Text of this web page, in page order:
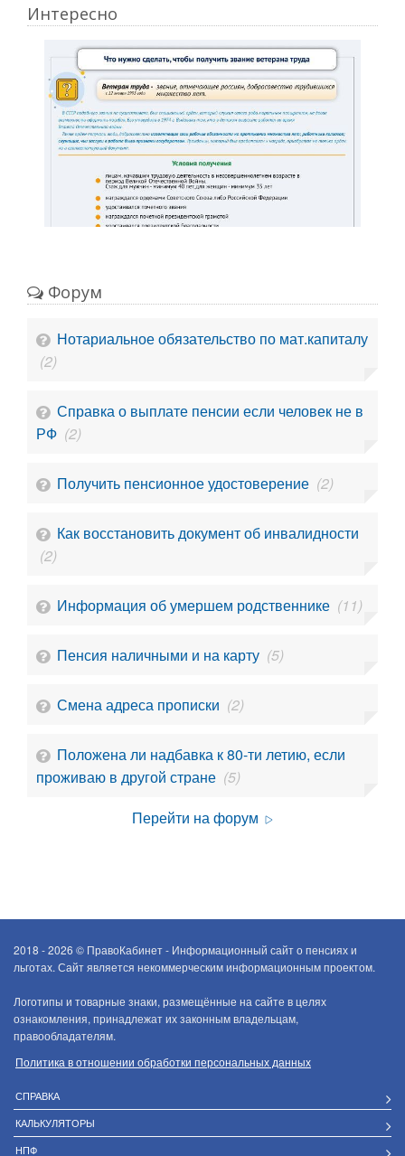
Интересно
Форум
Нотариальное обязательство по мат.капиталу
(2)
Справка о выплате пенсии если человек не в
РФ (2)
Получить пенсионное удостоверение (2)
Как восстановить документ об инвалидности
(2)
Информация об умершем родственнике (11)
Пенсия наличными и на карту (5)
Смена адреса прописки (2)
Положена ли надбавка к 80-ти летию, если
проживаю в другой стране (5)
Перейти на форум
2018 - 2026 © ПравоКабинет - Информационный сайт о пенсиях и
льготах. Сайт является некоммерческим информационным проектом.
Логотипы и товарные знаки, размещённые на сайте в целях
ознакомления, принадлежат их законным владельцам,
правообладателям.
Политика в отношении обработки персональных данных
СПРАВКА
КАЛЬКУЛЯТОРЫ
НПФ